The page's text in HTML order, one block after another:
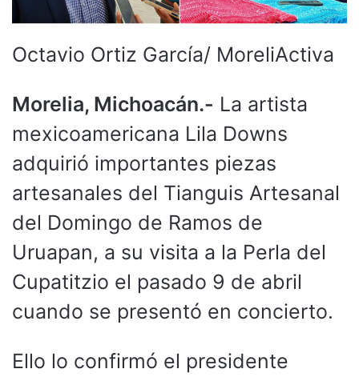
Octavio Ortiz García/ MoreliActiva
Morelia, Michoacán.- La artista
mexicoamericana Lila Downs
adquirió importantes piezas
artesanales del Tianguis Artesanal
del Domingo de Ramos de
Uruapan, a su visita a la Perla del
Cupatitzio el pasado 9 de abril
cuando se presentó en concierto.
Ello lo confirmó el presidente